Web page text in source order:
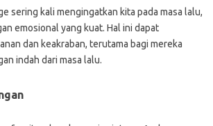
sering kali mengingatkan kita pada masa lalu,
emosional yang kuat. Hal ini dapat
dan keakraban, terutama bagi mereka
indah dari masa lalu.